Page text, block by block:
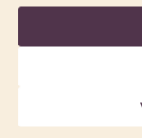
randonnées en
de 500 à 800
pourront atteindre
l’option choisie.
facile. Il faut